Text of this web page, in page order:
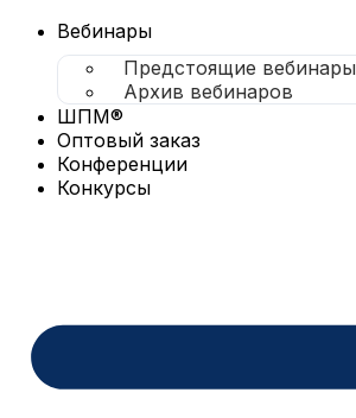
Вебинары
Предстоящие вебинары
Архив вебинаров
ШПМ®
Оптовый заказ
Конференции
Конкурсы